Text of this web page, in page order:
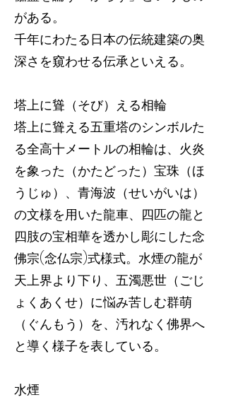
がある。
千年にわたる日本の伝統建築の奥
深さを窺わせる伝承といえる。
塔上に聳（そび）える相輪
塔上に聳える五重塔のシンボルた
る全高十メートルの相輪は、火炎
を象った（かたどった）宝珠（ほ
うじゅ）、青海波（せいがいは）
の文様を用いた龍車、四匹の龍と
四肢の宝相華を透かし彫にした念
佛宗(念仏宗)式様式。水煙の龍が
天上界より下り、五濁悪世（ごじ
ょくあくせ）に悩み苦しむ群萌
（ぐんもう）を、汚れなく佛界へ
と導く様子を表している。
水煙